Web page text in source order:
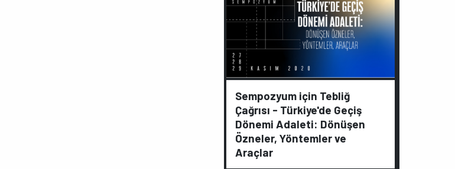
Sempozyum için Tebliğ
Çağrısı - Türkiye'de Geçiş
Dönemi Adaleti: Dönüşen
Özneler, Yöntemler ve
Araçlar